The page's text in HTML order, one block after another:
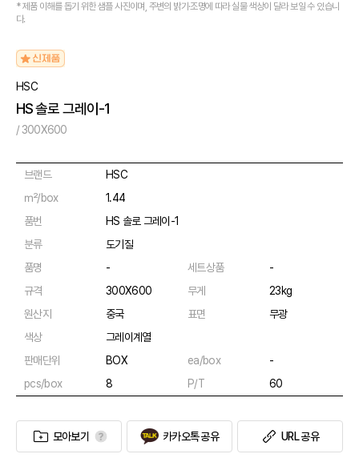
[신상품] 숨겨진 접합선 (Seamless) '피아또 수건걸이'
* 제품 이해를 돕기 위한 샘플 사진이며, 주변의 밝기·조명에 따라 실물 색상이 달라 보일 수 있습니
다.
HSC
HS 솔로 그레이-1
/ 300X600
브랜드
HSC
㎡/box
1.44
품번
HS 솔로 그레이-1
분류
도기질
품명
- 세트상품
-
규격
300X600 무게
23kg
원산지
중국 표면
무광
색상
그레이계열
판매단위
BOX ea/box
-
pcs/box
8 P/T 60
모아보기 카카오톡 공유 URL 공유